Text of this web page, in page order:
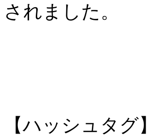
されました。
【ハッシュタグ】